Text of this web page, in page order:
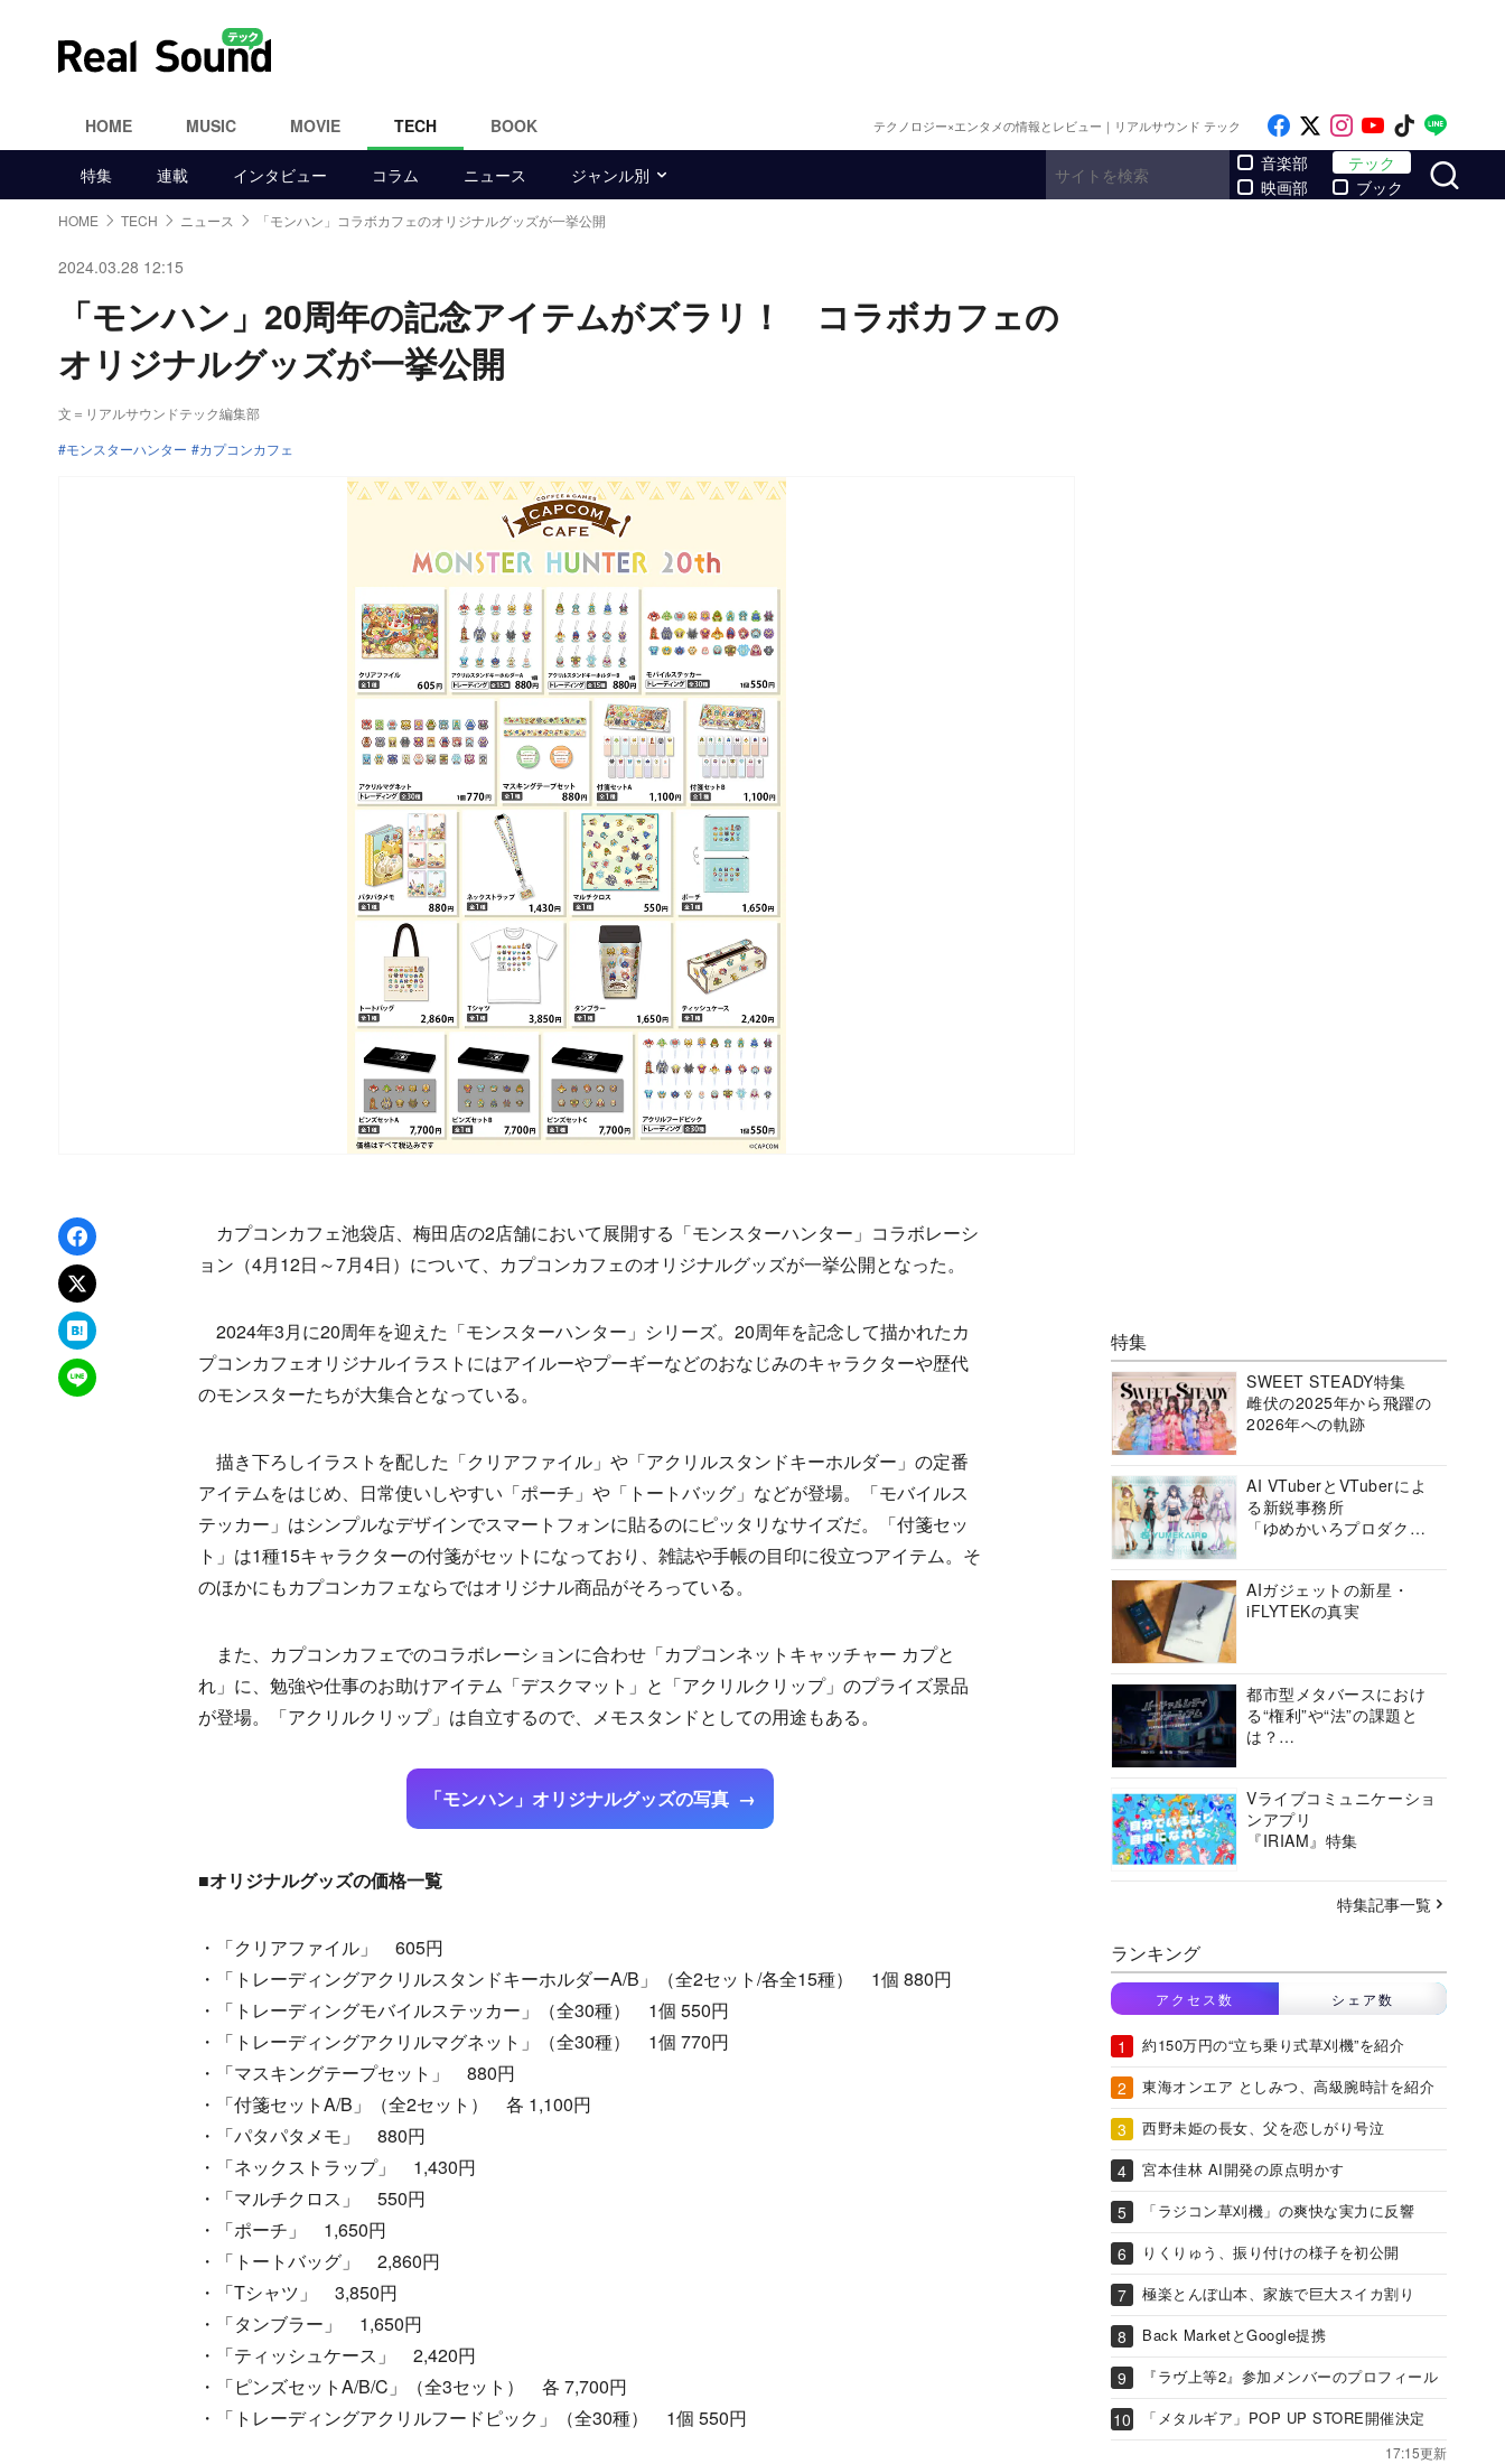
HOME MUSIC MOVIE TECH BOOK テクノロジー×エンタメの情報とレビュー｜リアルサウンド テック Like on Facebook
Follow on x
Follow on
Follow on
Follow
特集 連載 インタビュー コラム ニュース ジャンル別
音楽部
映画部
テック
ブック
HOME TECH ニュース 「モンハン」コラボカフェのオリジナルグッズが一挙公開
2024.03.28 12:15
「モンハン」20周年の記念アイテムがズラリ！ コラボカフェの
オリジナルグッズが一挙公開
文＝リアルサウンドテック編集部
モンスターハンター
カプコンカフェ
Facebookでシェア
xでポスト
はてなブックマーク
LINEで送る
カプコンカフェ池袋店、梅田店の2店舗において展開する「モンスターハンター」コラボレーシ
ョン（4月12日～7月4日）について、カプコンカフェのオリジナルグッズが一挙公開となった。
2024年3月に20周年を迎えた「モンスターハンター」シリーズ。20周年を記念して描かれたカ
プコンカフェオリジナルイラストにはアイルーやプーギーなどのおなじみのキャラクターや歴代
のモンスターたちが大集合となっている。
描き下ろしイラストを配した「クリアファイル」や「アクリルスタンドキーホルダー」の定番
アイテムをはじめ、日常使いしやすい「ポーチ」や「トートバッグ」などが登場。「モバイルス
テッカー」はシンプルなデザインでスマートフォンに貼るのにピッタリなサイズだ。「付箋セッ
ト」は1種15キャラクターの付箋がセットになっており、雑誌や手帳の目印に役立つアイテム。そ
のほかにもカプコンカフェならではオリジナル商品がそろっている。
また、カプコンカフェでのコラボレーションに合わせ「カプコンネットキャッチャー カプと
れ」に、勉強や仕事のお助けアイテム「デスクマット」と「アクリルクリップ」のプライズ景品
が登場。「アクリルクリップ」は自立するので、メモスタンドとしての用途もある。
「モンハン」オリジナルグッズの写真
■オリジナルグッズの価格一覧
・「クリアファイル」 605円
・「トレーディングアクリルスタンドキーホルダーA/B」（全2セット/各全15種） 1個 880円
・「トレーディングモバイルステッカー」（全30種） 1個 550円
・「トレーディングアクリルマグネット」（全30種） 1個 770円
・「マスキングテープセット」 880円
・「付箋セットA/B」（全2セット） 各 1,100円
・「パタパタメモ」 880円
・「ネックストラップ」 1,430円
・「マルチクロス」 550円
・「ポーチ」 1,650円
・「トートバッグ」 2,860円
・「Tシャツ」 3,850円
・「タンブラー」 1,650円
・「ティッシュケース」 2,420円
・「ピンズセットA/B/C」（全3セット） 各 7,700円
・「トレーディングアクリルフードピック」（全30種） 1個 550円
特集
SWEET STEADY特集
雌伏の2025年から飛躍の
2026年への軌跡
AI VTuberとVTuberによ
る新鋭事務所
「ゆめかいろプロダクシ
AIガジェットの新星・
iFLYTEKの真実
都市型メタバースにおけ
る“権利”や“法”の課題と
は？
ーシアムの挑戦に迫る
Vライブコミュニケーショ
ンアプリ
『IRIAM』特集
特集記事一覧
ランキング
アクセス数 シェア数
約150万円の“立ち乗り式草刈機”を紹介
東海オンエア としみつ、高級腕時計を紹介
西野未姫の長女、父を恋しがり号泣
宮本佳林 AI開発の原点明かす
「ラジコン草刈機」の爽快な実力に反響
りくりゅう、振り付けの様子を初公開
極楽とんぼ山本、家族で巨大スイカ割り
Back MarketとGoogle提携
『ラヴ上等2』参加メンバーのプロフィール
「メタルギア」POP UP STORE開催決定
17:15更新